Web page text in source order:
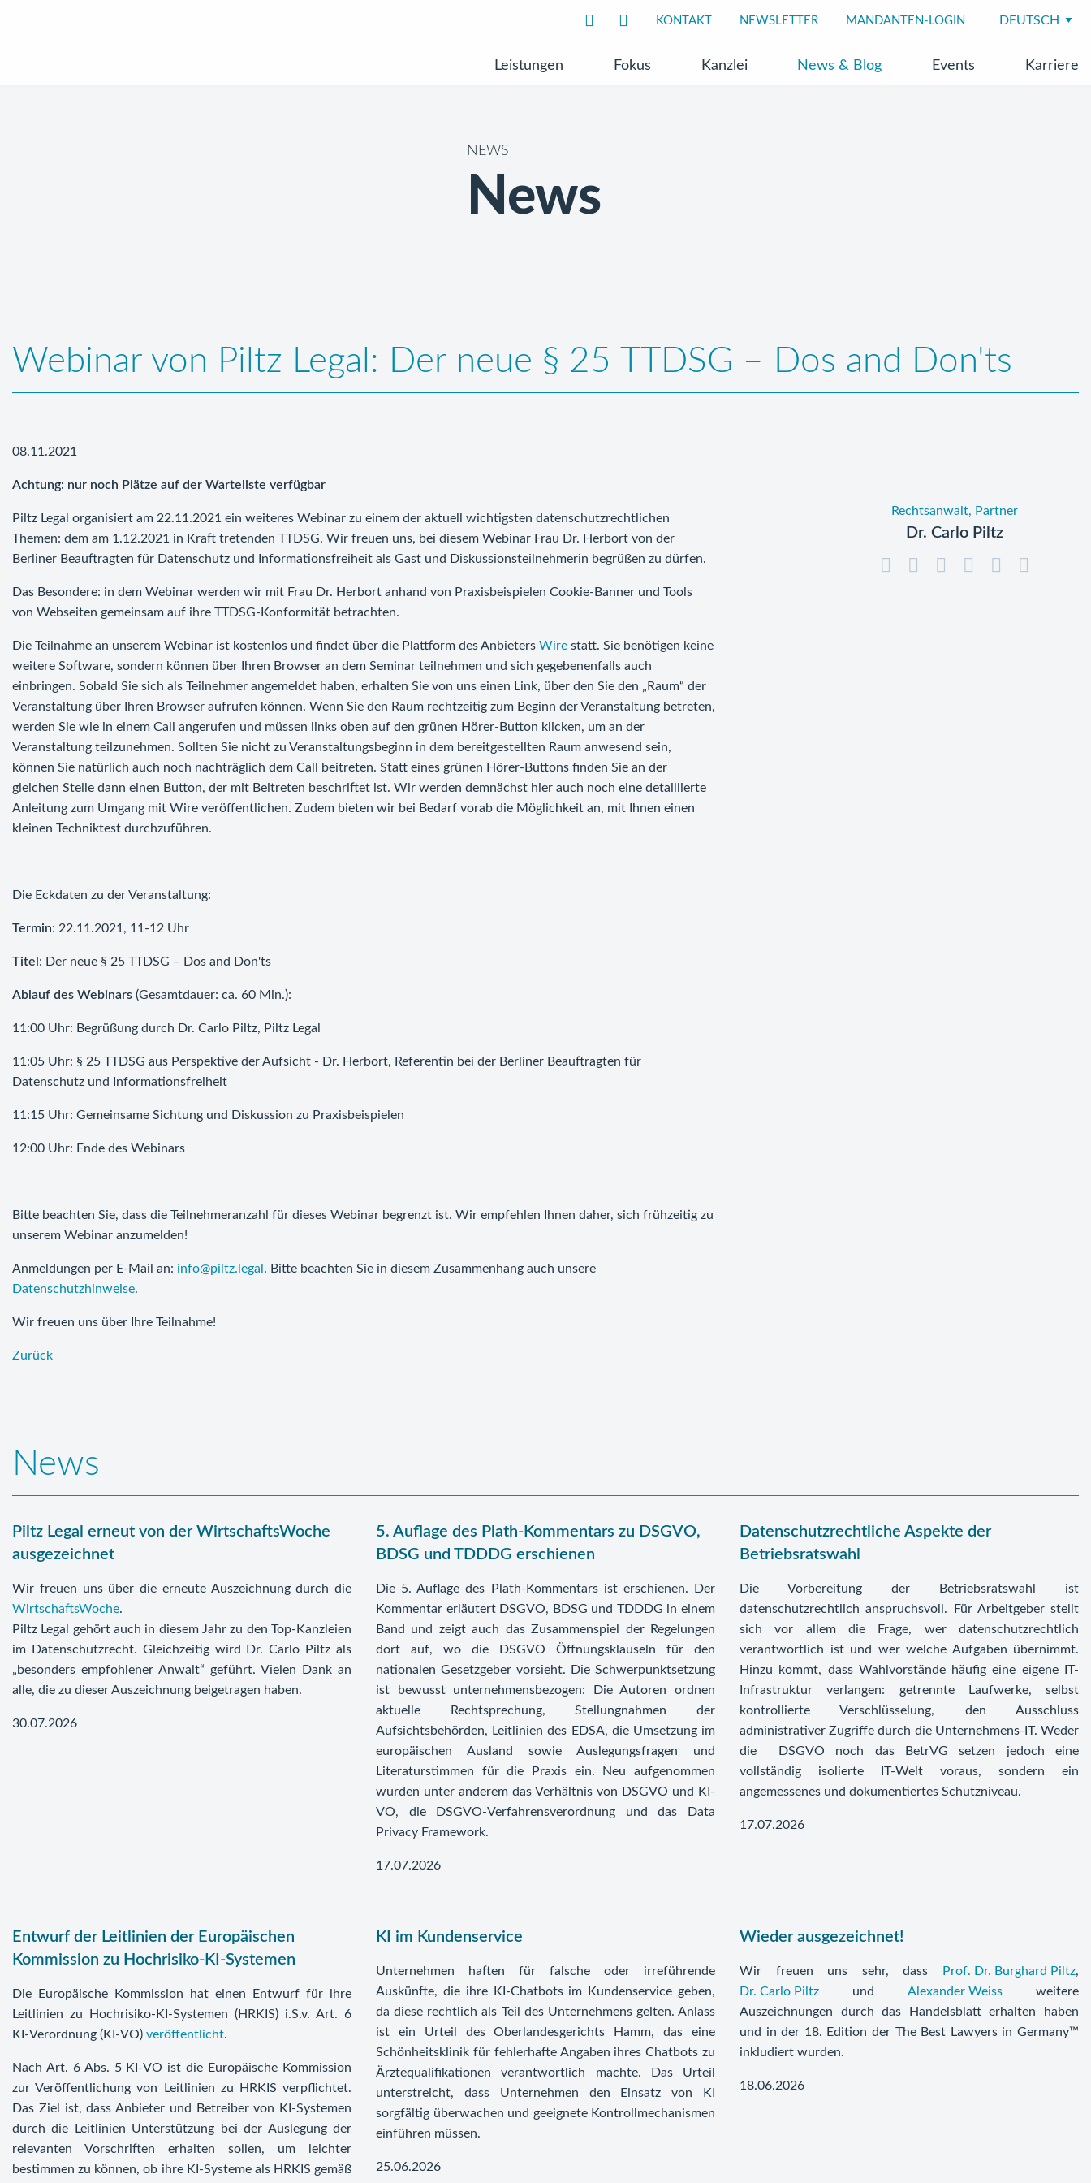
KONTAKT NEWSLETTER MANDANTEN-LOGIN
Leistungen Fokus Kanzlei News & Blog Events Karriere
NEWS
News
Webinar von Piltz Legal: Der neue § 25 TTDSG – Dos and Don'ts
08.11.2021
Achtung: nur noch Plätze auf der Warteliste verfügbar
Piltz Legal organisiert am 22.11.2021 ein weiteres Webinar zu einem der aktuell wichtigsten datenschutzrechtlichen
Themen: dem am 1.12.2021 in Kraft tretenden TTDSG. Wir freuen uns, bei diesem Webinar Frau Dr. Herbort von der
Berliner Beauftragten für Datenschutz und Informationsfreiheit als Gast und Diskussionsteilnehmerin begrüßen zu dürfen.
Das Besondere: in dem Webinar werden wir mit Frau Dr. Herbort anhand von Praxisbeispielen Cookie-Banner und Tools
von Webseiten gemeinsam auf ihre TTDSG-Konformität betrachten.
Die Teilnahme an unserem Webinar ist kostenlos und findet über die Plattform des Anbieters Wire statt. Sie benötigen keine
weitere Software, sondern können über Ihren Browser an dem Seminar teilnehmen und sich gegebenenfalls auch
einbringen. Sobald Sie sich als Teilnehmer angemeldet haben, erhalten Sie von uns einen Link, über den Sie den „Raum“ der
Veranstaltung über Ihren Browser aufrufen können. Wenn Sie den Raum rechtzeitig zum Beginn der Veranstaltung betreten,
werden Sie wie in einem Call angerufen und müssen links oben auf den grünen Hörer-Button klicken, um an der
Veranstaltung teilzunehmen. Sollten Sie nicht zu Veranstaltungsbeginn in dem bereitgestellten Raum anwesend sein,
können Sie natürlich auch noch nachträglich dem Call beitreten. Statt eines grünen Hörer-Buttons finden Sie an der
gleichen Stelle dann einen Button, der mit Beitreten beschriftet ist. Wir werden demnächst hier auch noch eine detaillierte
Anleitung zum Umgang mit Wire veröffentlichen. Zudem bieten wir bei Bedarf vorab die Möglichkeit an, mit Ihnen einen
kleinen Techniktest durchzuführen.
Die Eckdaten zu der Veranstaltung:
Termin: 22.11.2021, 11-12 Uhr
Titel : Der neue § 25 TTDSG – Dos and Don'ts
Ablauf des Webinars (Gesamtdauer: ca. 60 Min.):
11:00 Uhr: Begrüßung durch Dr. Carlo Piltz, Piltz Legal
11:05 Uhr: § 25 TTDSG aus Perspektive der Aufsicht - Dr. Herbort, Referentin bei der Berliner Beauftragten für
Datenschutz und Informationsfreiheit
11:15 Uhr: Gemeinsame Sichtung und Diskussion zu Praxisbeispielen
12:00 Uhr: Ende des Webinars
Bitte beachten Sie, dass die Teilnehmeranzahl für dieses Webinar begrenzt ist. Wir empfehlen Ihnen daher, sich frühzeitig zu
unserem Webinar anzumelden!
Anmeldungen per E-Mail an: info@piltz.legal . Bitte beachten Sie in diesem Zusammenhang auch unsere
Datenschutzhinweise.
Wir freuen uns über Ihre Teilnahme!
Rechtsanwalt, Partner
Dr. Carlo Piltz
Zurück
News
Piltz Legal erneut von der WirtschaftsWoche
ausgezeichnet
Wir freuen uns über die erneute Auszeichnung durch die
WirtschaftsWoche.
Piltz Legal gehört auch in diesem Jahr zu den Top-Kanzleien
im Datenschutzrecht. Gleichzeitig wird Dr. Carlo Piltz als
„besonders empfohlener Anwalt“ geführt. Vielen Dank an
alle, die zu dieser Auszeichnung beigetragen haben.
30.07.2026
5. Auflage des Plath-Kommentars zu DSGVO,
BDSG und TDDDG erschienen
Die 5. Auflage des Plath-Kommentars ist erschienen. Der
Kommentar erläutert DSGVO, BDSG und TDDDG in einem
Band und zeigt auch das Zusammenspiel der Regelungen
dort auf, wo die DSGVO Öffnungsklauseln für den
nationalen Gesetzgeber vorsieht. Die Schwerpunktsetzung
ist bewusst unternehmensbezogen: Die Autoren ordnen
aktuelle Rechtsprechung, Stellungnahmen der
Aufsichtsbehörden, Leitlinien des EDSA, die Umsetzung im
europäischen Ausland sowie Auslegungsfragen und
Literaturstimmen für die Praxis ein. Neu aufgenommen
wurden unter anderem das Verhältnis von DSGVO und KI-
VO, die DSGVO-Verfahrensverordnung und das Data
Privacy Framework.
17.07.2026
Datenschutzrechtliche Aspekte der
Betriebsratswahl
Die Vorbereitung der Betriebsratswahl ist
datenschutzrechtlich anspruchsvoll. Für Arbeitgeber stellt
sich vor allem die Frage, wer datenschutzrechtlich
verantwortlich ist und wer welche Aufgaben übernimmt.
Hinzu kommt, dass Wahlvorstände häufig eine eigene IT-
Infrastruktur verlangen: getrennte Laufwerke, selbst
kontrollierte Verschlüsselung, den Ausschluss
administrativer Zugriffe durch die Unternehmens-IT. Weder
die DSGVO noch das BetrVG setzen jedoch eine
vollständig isolierte IT-Welt voraus, sondern ein
angemessenes und dokumentiertes Schutzniveau.
17.07.2026
Entwurf der Leitlinien der Europäischen
Kommission zu Hochrisiko-KI-Systemen
Die Europäische Kommission hat einen Entwurf für ihre
Leitlinien zu Hochrisiko-KI-Systemen (HRKIS) i.S.v. Art. 6
KI-Verordnung (KI-VO) veröffentlicht.
Nach Art. 6 Abs. 5 KI-VO ist die Europäische Kommission
zur Veröffentlichung von Leitlinien zu HRKIS verpflichtet.
Das Ziel ist, dass Anbieter und Betreiber von KI-Systemen
durch die Leitlinien Unterstützung bei der Auslegung der
relevanten Vorschriften erhalten sollen, um leichter
bestimmen zu können, ob ihre KI-Systeme als HRKIS gemäß
KI im Kundenservice
Unternehmen haften für falsche oder irreführende
Auskünfte, die ihre KI-Chatbots im Kundenservice geben,
da diese rechtlich als Teil des Unternehmens gelten. Anlass
ist ein Urteil des Oberlandesgerichts Hamm, das eine
Schönheitsklinik für fehlerhafte Angaben ihres Chatbots zu
Ärztequalifikationen verantwortlich machte. Das Urteil
unterstreicht, dass Unternehmen den Einsatz von KI
sorgfältig überwachen und geeignete Kontrollmechanismen
einführen müssen.
25.06.2026
Wieder ausgezeichnet!
Wir freuen uns sehr, dass Prof. Dr. Burghard Piltz,
Dr. Carlo Piltz und Alexander Weiss weitere
Auszeichnungen durch das Handelsblatt erhalten haben
und in der 18. Edition der The Best Lawyers in Germany™
inkludiert wurden.
18.06.2026